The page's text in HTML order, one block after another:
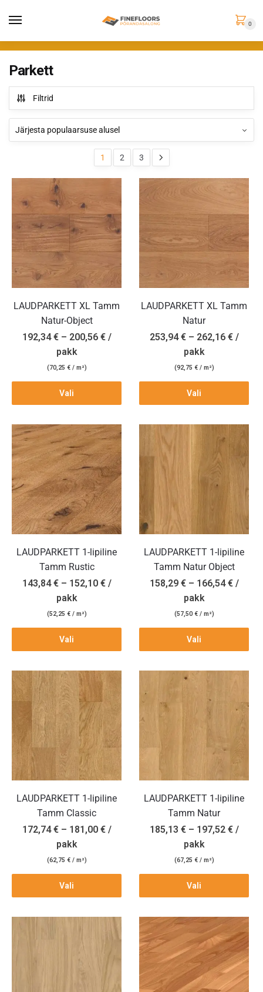
0
Parkett
Filtrid
1 2 3
LAUDPARKETT XL Tamm
Natur-Object
192,34€ – 200,56 € /
pakk
(70,25 €/ m²)
Vali
LAUDPARKETT XL Tamm
Natur
253,94€ – 262,16 € /
pakk
(92,75 €/ m²)
Vali
LAUDPARKETT 1-lipiline
Tamm Rustic
143,84€ – 152,10 € /
pakk
(52,25 €/ m²)
Vali
LAUDPARKETT 1-lipiline
Tamm Natur Object
158,29 € – 166,54€ /
pakk
(57,50 €/ m²)
Vali
LAUDPARKETT 1-lipiline
Tamm Classic
172,74€ – 181,00 € /
pakk
(62,75 €/ m²)
Vali
LAUDPARKETT 1-lipiline
Tamm Natur
185,13 € – 197,52 € /
pakk
(67,25 €/ m²)
Vali